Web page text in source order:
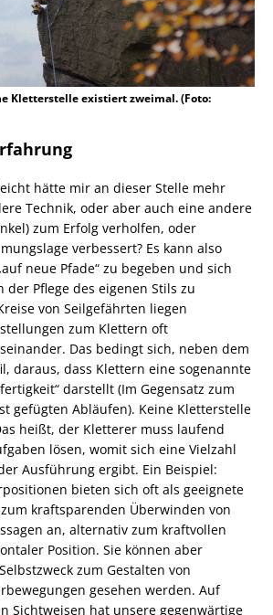
Kletterstelle existiert zweimal. (Foto:
hätte mir an dieser Stelle mehr
Technik, oder aber auch eine andere
zum Erfolg verholfen, oder
verbessert? Es kann also
neue Pfade“ zu begeben und sich
Pflege des eigenen Stils zu
von Seilgefährten liegen
zum Klettern oft
Das bedingt sich, neben dem
daraus, dass Klettern eine sogenannte
darstellt (Im Gegensatz zum
gefügten Abläufen). Keine Kletterstelle
heißt, der Kletterer muss laufend
lösen, womit sich eine Vielzahl
Ausführung ergibt. Ein Beispiel:
bieten sich oft als geeignete
kraftsparenden Überwinden von
an, alternativ zum kraftvollen
Position. Sie können aber
zum Gestalten von
gesehen werden. Auf
Sichtweisen hat unsere gegenwärtige